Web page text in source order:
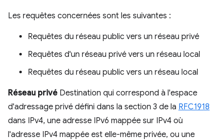
Les requêtes concernées sont les suivantes :
Requêtes du réseau public vers un réseau privé
Requêtes d'un réseau privé vers un réseau local
Requêtes du réseau public vers un réseau local
Réseau privé Destination qui correspond à l'espace
d'adressage privé défini dans la section 3 de la RFC1918
dans IPv4, une adresse IPv6 mappée sur IPv4 où
l'adresse IPv4 mappée est elle-même privée, ou une